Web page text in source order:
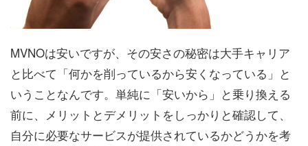
MVNOは安いですが、その安さの秘密は大手キャリア
と比べて「何かを削っているから安くなっている」と
いうことなんです。単純に「安いから」と乗り換える
前に、メリットとデメリットをしっかりと確認して、
自分に必要なサービスが提供されているかどうかを考